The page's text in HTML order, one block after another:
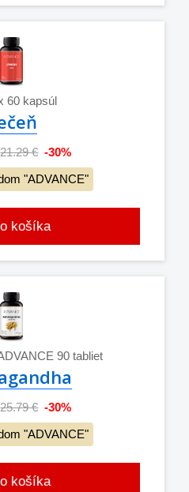
60 kapsúl
21.29 € -30%
"ADVANCE"
košíka
90 tabliet
25.79 € -30%
"ADVANCE"
košíka